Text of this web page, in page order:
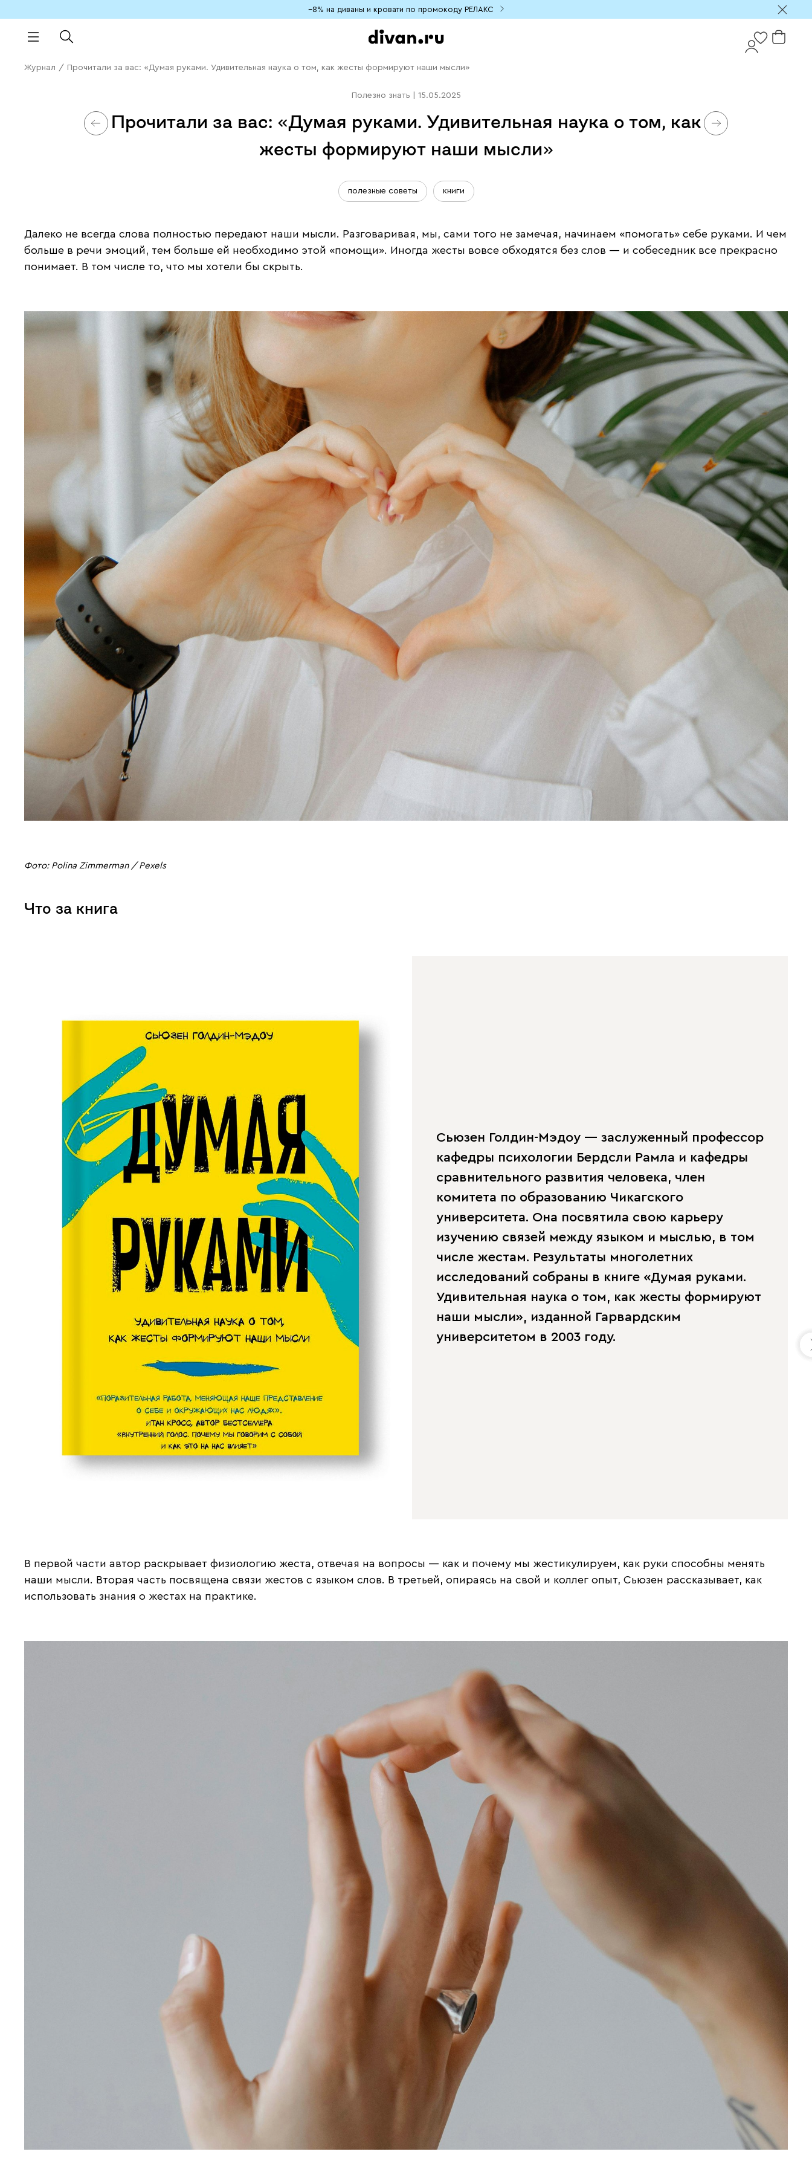
−8% на диваны и кровати по промокоду РЕЛАКС
Журнал / Прочитали за вас: «Думая руками. Удивительная наука о том, как жесты формируют наши мысли»
Полезно знать 15.05.2025
Прочитали за вас: «Думая руками. Удивительная наука о том, как
жесты формируют наши мысли»
полезные советы книги
Далеко не всегда слова полностью передают наши мысли. Разговаривая, мы, сами того не замечая, начинаем «помогать» себе руками. И чем
больше в речи эмоций, тем больше ей необходимо этой «помощи». Иногда жесты вовсе обходятся без слов — и собеседник все прекрасно
понимает. В том числе то, что мы хотели бы скрыть.
Фото: Polina Zimmerman / Pexels
Что за книга
Сьюзен Голдин-Мэдоу — заслуженный профессор
кафедры психологии Бердсли Рамла и кафедры
сравнительного развития человека, член
комитета по образованию Чикагского
университета. Она посвятила свою карьеру
изучению связей между языком и мыслью, в том
числе жестам. Результаты многолетних
исследований собраны в книге «Думая руками.
Удивительная наука о том, как жесты формируют
наши мысли», изданной Гарвардским
университетом в 2003 году.
В первой части автор раскрывает физиологию жеста, отвечая на вопросы — как и почему мы жестикулируем, как руки способны менять
наши мысли. Вторая часть посвящена связи жестов с языком слов. В третьей, опираясь на свой и коллег опыт, Сьюзен рассказывает, как
использовать знания о жестах на практике.